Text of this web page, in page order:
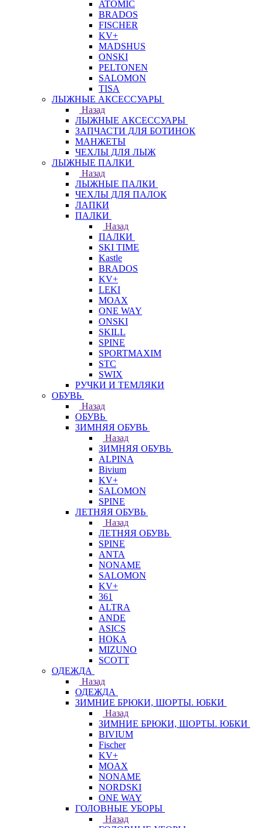
ATOMIC
BRADOS
FISCHER
KV+
MADSHUS
ONSKI
PELTONEN
SALOMON
TISA
ЛЫЖНЫЕ АКСЕССУАРЫ
Назад
ЛЫЖНЫЕ АКСЕССУАРЫ
ЗАПЧАСТИ ДЛЯ БОТИНОК
МАНЖЕТЫ
ЧЕХЛЫ ДЛЯ ЛЫЖ
ЛЫЖНЫЕ ПАЛКИ
Назад
ЛЫЖНЫЕ ПАЛКИ
ЧЕХЛЫ ДЛЯ ПАЛОК
ЛАПКИ
ПАЛКИ
Назад
ПАЛКИ
SKI TIME
Kastle
BRADOS
KV+
LEKI
MOAX
ONE WAY
ONSKI
SKILL
SPINE
SPORTMAXIM
STC
SWIX
РУЧКИ И ТЕМЛЯКИ
ОБУВЬ
Назад
ОБУВЬ
ЗИМНЯЯ ОБУВЬ
Назад
ЗИМНЯЯ ОБУВЬ
ALPINA
Bivium
KV+
SALOMON
SPINE
ЛЕТНЯЯ ОБУВЬ
Назад
ЛЕТНЯЯ ОБУВЬ
SPINE
ANTA
NONAME
SALOMON
KV+
361
ALTRA
ANDE
ASICS
HOKA
MIZUNO
SCOTT
ОДЕЖДА
Назад
ОДЕЖДА
ЗИМНИЕ БРЮКИ, ШОРТЫ. ЮБКИ
Назад
ЗИМНИЕ БРЮКИ, ШОРТЫ. ЮБКИ
BIVIUM
Fischer
KV+
MOAX
NONAME
NORDSKI
ONE WAY
ГОЛОВНЫЕ УБОРЫ
Назад